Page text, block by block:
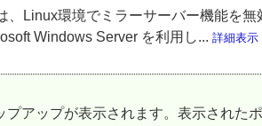
、Linux環境でミラーサーバー機能を
Windows Server を利用し... 詳細表示
プアップが表示されます。表示され